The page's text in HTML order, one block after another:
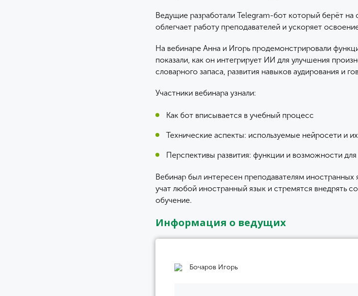
Ведущие разработали Telegram-бот который берёт на
облегчает работу преподавателей и ускоряет
На вебинаре Анна и Игорь продемонстрировали
показали, как он интегрирует ИИ для улучшения
словарного запаса, развития навыков аудирования и
Участники вебинара узнали:
Как бот вписывается в учебный процесс
Технические аспекты: используемые нейросети и
Перспективы развития: функции и возможности
Вебинар был интересен преподавателям иностранных
учат любой иностранный язык и стремятся внедрять
обучение.
Информация о ведущих
Бочаров Игорь